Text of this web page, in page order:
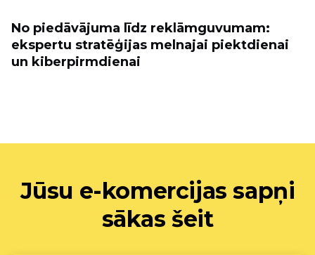
No piedāvājuma līdz reklāmguvumam:
ekspertu stratēģijas melnajai piektdienai
un kiberpirmdienai
Jūsu e-komercijas sapņi
sākas šeit